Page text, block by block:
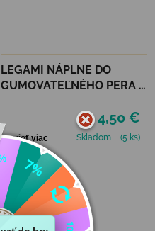
LEGAMI NÁPLNE DO
GUMOVATEĽNÉHO PERA 3
4,50 €
Pozrieť viac Skladom (5 ks)